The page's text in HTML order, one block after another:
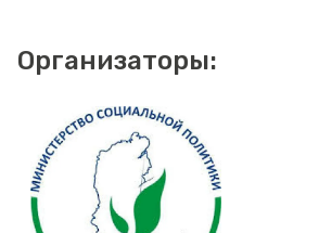
Организаторы: